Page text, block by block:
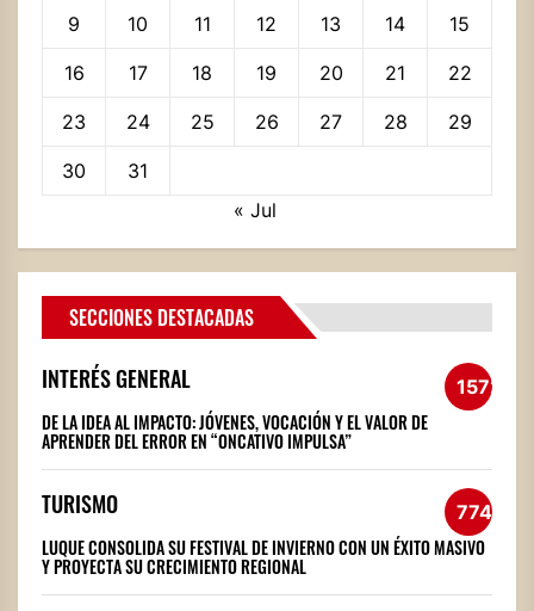
9 10 11 12 13 14 15
16 17 18 19 20 21 22
23 24 25 26 27 28 29
30
31
« Jul
SECCIONES DESTACADAS
INTERÉS GENERAL 1572
DE LA IDEA AL IMPACTO: JÓVENES, VOCACIÓN Y EL VALOR DE
APRENDER DEL ERROR EN “ONCATIVO IMPULSA”
TURISMO 774
LUQUE CONSOLIDA SU FESTIVAL DE INVIERNO CON UN ÉXITO MASIVO
Y PROYECTA SU CRECIMIENTO REGIONAL